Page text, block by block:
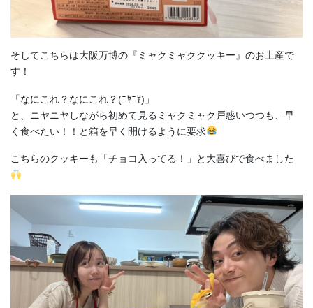
そしてこちらは大阪万博の『ミャクミャククッキー』のお土産で
す！
「なにこれ？なにこれ？(ﾆﾔﾆﾔ)」
と、ニヤニヤしながら初めて見るミャクミャク戸惑いつつも、早
く食べたい！！と箱を早く開けるように要求
こちらのクッキーも「チョコ入ってる！」と大喜びで食べました